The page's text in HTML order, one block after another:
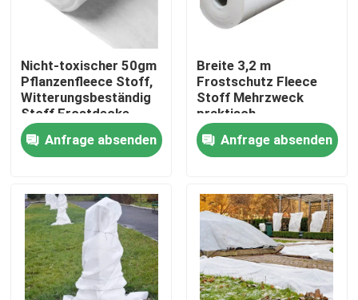
Qualitätskontrolle
Kontakt mit uns
Neuigkeiten
Bitte um ein Angebot
Nicht gewebte Gewebe
mit einem Durchmesser von mehr als 20 mm
Nicht-toxischer 50gm
Pflanzenfleece Stoff,
Witterungsbeständig
Stoff Frostdecke
Anfrage absenden
Breite 3,2 m
Frostschutz Fleece
Stoff Mehrzweck
praktisch
Anfrage absenden